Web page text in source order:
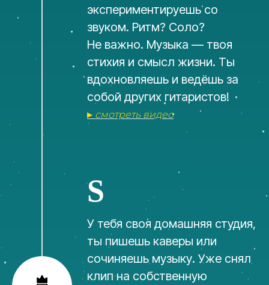
экспериментируешь со
звуком. Ритм? Соло?
Не важно. Музыка — твоя
стихия и смысл жизни. Ты
вдохновляешь и ведёшь за
собой других гитаристов!
▸ смотреть видео
S
У тебя своя домашняя студия,
ты пишешь каверы или
сочиняешь музыку. Уже снял
клип на собственную